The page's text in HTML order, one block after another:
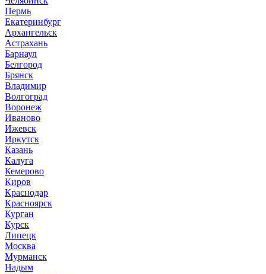
Пермь
Екатеринбург
Архангельск
Астрахань
Барнаул
Белгород
Брянск
Владимир
Волгоград
Воронеж
Иваново
Ижевск
Иркутск
Казань
Калуга
Кемерово
Киров
Краснодар
Красноярск
Курган
Курск
Липецк
Москва
Мурманск
Надым